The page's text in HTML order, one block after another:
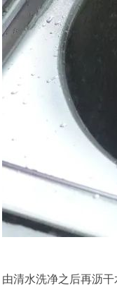
由清水洗净之后再沥